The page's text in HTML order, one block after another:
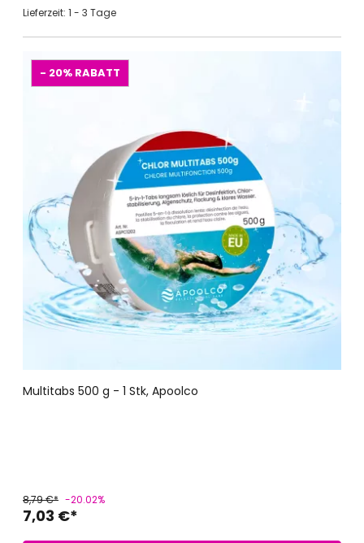
Lieferzeit: 1 - 3 Tage
- 20% RABATT
Multitabs 500 g - 1 Stk, Apoolco
7,03 €*
8,79 €* -20.02%